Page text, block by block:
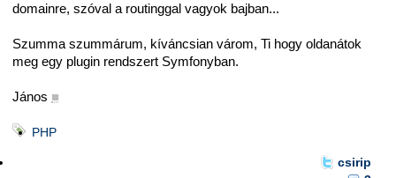
domainre, szóval a routinggal vagyok bajban...
Szumma szummárum, kíváncsian várom, Ti hogy oldanátok
meg egy plugin rendszert Symfonyban.
János ■
PHP
csirip